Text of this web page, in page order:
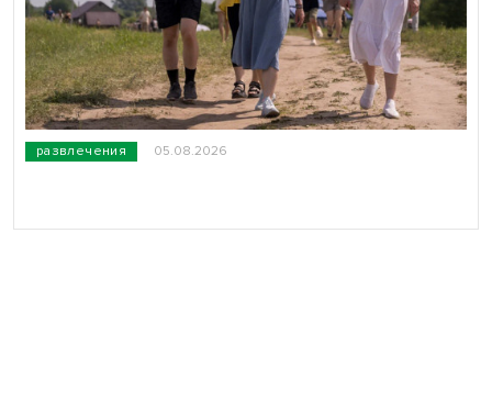
развлечения 05.08.2026